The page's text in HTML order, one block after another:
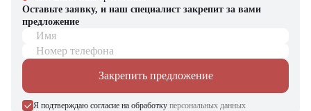
Оставьте заявку, и наш специалист закрепит за вами
предложение
Имя
Номер телефона
Закрепить предложение
Я подтверждаю согласие на обработку персональных данных